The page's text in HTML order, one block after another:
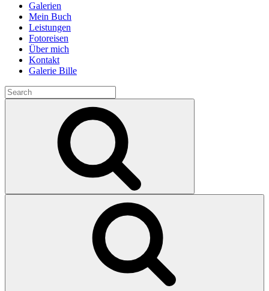
Galerien
Mein Buch
Leistungen
Fotoreisen
Über mich
Kontakt
Galerie Bille
Search
for: